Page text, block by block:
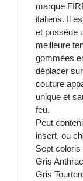
marque
italiens. Il
et possède
meilleure
gommées
déplacer
couture
unique et
feu.
Peut
insert, ou
Sept
Gris
Gris